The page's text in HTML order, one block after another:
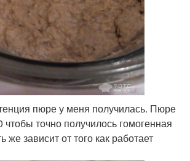
пюре у меня получилась. Пюре
точно получилось гомогенная
же зависит от того как работает